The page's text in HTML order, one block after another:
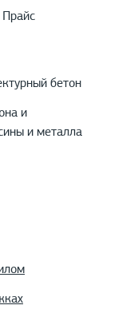
бетон
и
и металла